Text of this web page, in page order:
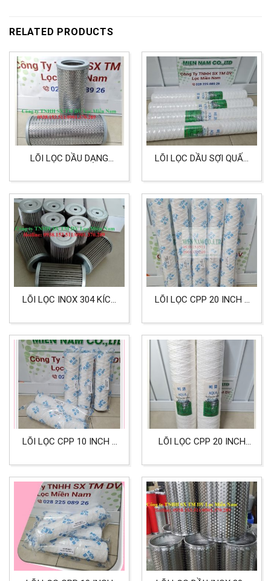
RELATED PRODUCTS
LÕI LỌC DẦU DẠNG
100X70X240MM
LÕI LỌC DẦU SỢI QUẤN
LÕI LỌC INOX 304 KÍCH
DÙNG CHO LỌC DẦU
LÕI LỌC CPP 20 INCH 1
NGHIỆP
LÕI LỌC CPP 10 INCH 5
CHẤT CÔNG NGHIỆP,
LỌC SƠN
LÕI LỌC CPP 20 INCH
DẦU NHỚT